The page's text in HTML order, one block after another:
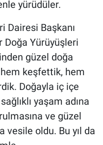
yürüdüler.
Dairesi Başkanı
Doğa Yürüyüşleri
güzel doğa
keşfettik, hem
Doğayla iç içe
yaşam adına
ve güzel
vesile oldu. Bu yıl da